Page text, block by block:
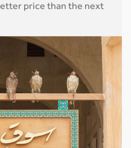
price than the next.